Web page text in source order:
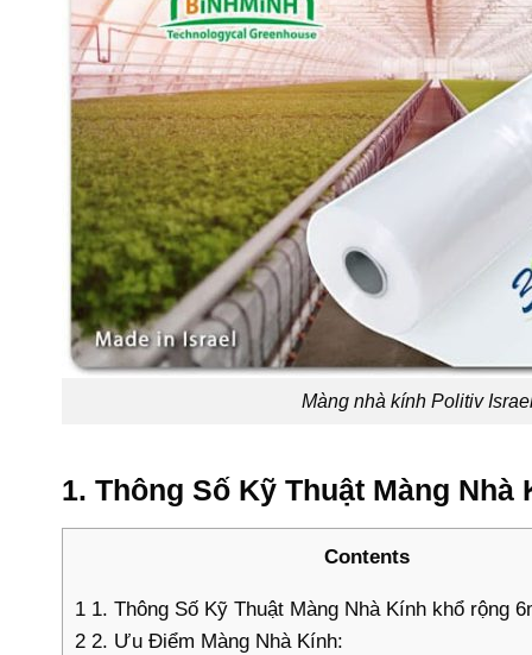
Màng nhà kính Politiv
1. Thông Số Kỹ Thuật Màng
Contents
1 1. Thông Số Kỹ Thuật Màng Nhà Kính khổ rộng
2 2. Ưu Điểm Màng Nhà Kính: